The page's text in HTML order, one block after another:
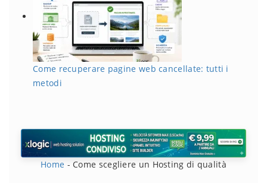
Come recuperare pagine web cancellate: tutti i
metodi
Home -Come scegliere un Hosting di qualità